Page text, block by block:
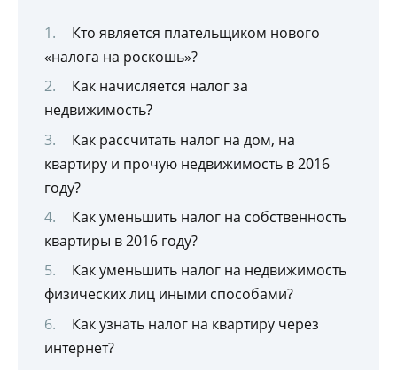
Кто является плательщиком нового
«налога на роскошь»?
Как начисляется налог за
недвижимость?
Как рассчитать налог на дом, на
квартиру и прочую недвижимость в 2016
году?
Как уменьшить налог на собственность
квартиры в 2016 году?
Как уменьшить налог на недвижимость
физических лиц иными способами?
Как узнать налог на квартиру через
интернет?